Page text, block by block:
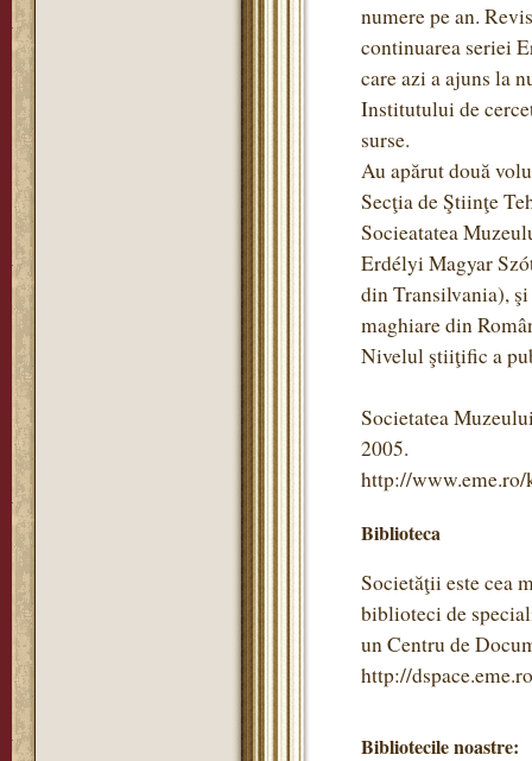
numere pe an.
continuarea seriei
care azi a ajuns la
Institutului de
surse.
Au apărut două
Secţia de Ştiinţe
Socieatatea
Erdélyi Magyar
din Transilvania),
maghiare din
Nivelul ştiiţific a
Societatea
2005.
http://
Biblioteca
Societăţii este cea
biblioteci de
un Centru de
http://
Bibliotecile noastre: